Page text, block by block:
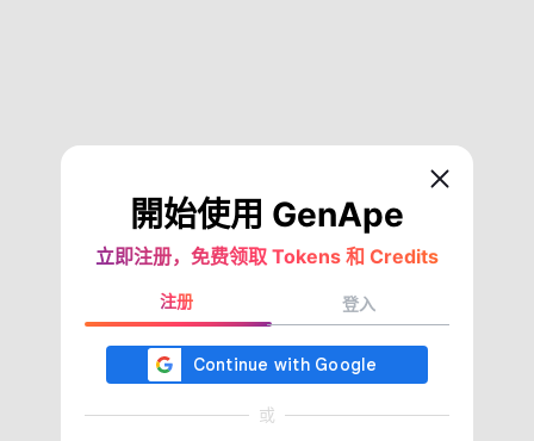
開始使用 GenApe
立即注册，免费领取 Tokens 和 Credits
注册 登入
或